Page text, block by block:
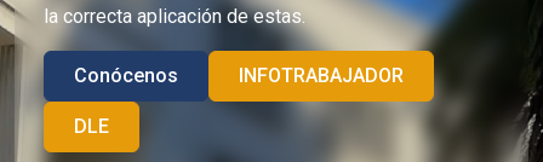
la correcta aplicación de estas.
Conócenos INFOTRABAJADOR
DLE